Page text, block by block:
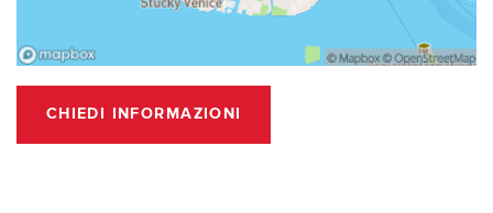
CHIEDI INFORMAZIONI